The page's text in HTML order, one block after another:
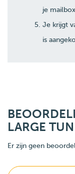
je mailbox
Je krijgt
is
LARGE
Er zijn geen